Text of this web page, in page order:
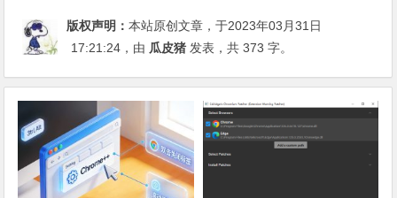
版权声明：本站原创文章，于2023年03月31日
17:21:24 ，由 瓜皮猪 发表，共 373 字。